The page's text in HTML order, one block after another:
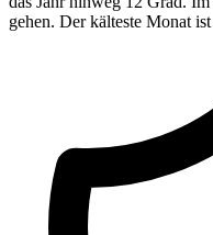
gehen. Der kälteste Monat